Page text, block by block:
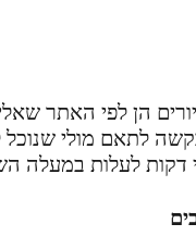
הן לפי האתר
לתאם מולי
דקות לעלות במעלה